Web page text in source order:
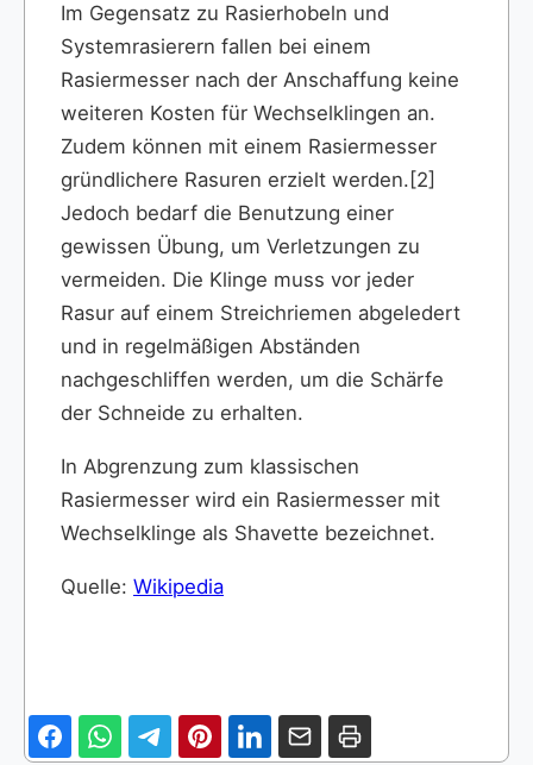
Im Gegensatz zu Rasierhobeln und
Systemrasierern fallen bei einem
Rasiermesser nach der Anschaffung keine
weiteren Kosten für Wechselklingen an.
Zudem können mit einem Rasiermesser
gründlichere Rasuren erzielt werden.[2]
Jedoch bedarf die Benutzung einer
gewissen Übung, um Verletzungen zu
vermeiden. Die Klinge muss vor jeder
Rasur auf einem Streichriemen abgeledert
und in regelmäßigen Abständen
nachgeschliffen werden, um die Schärfe
der Schneide zu erhalten.
In Abgrenzung zum klassischen
Rasiermesser wird ein Rasiermesser mit
Wechselklinge als Shavette bezeichnet.
Quelle: Wikipedia